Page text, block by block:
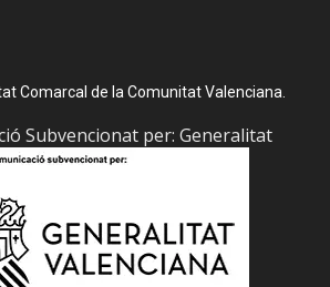
Comarcal de la Comunitat Valenciana.
Subvencionat per: Generalitat